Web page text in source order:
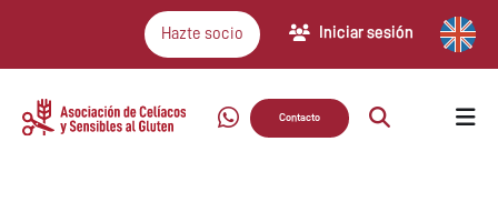
Hazte socio Iniciar sesión
Contacto